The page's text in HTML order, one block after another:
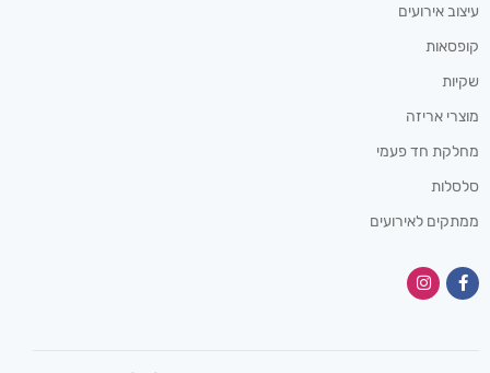
עיצוב אירועים
קופסאות
שקיות
מוצרי אריזה
מחלקת חד פעמי
סלסלות
ממתקים לאירועים